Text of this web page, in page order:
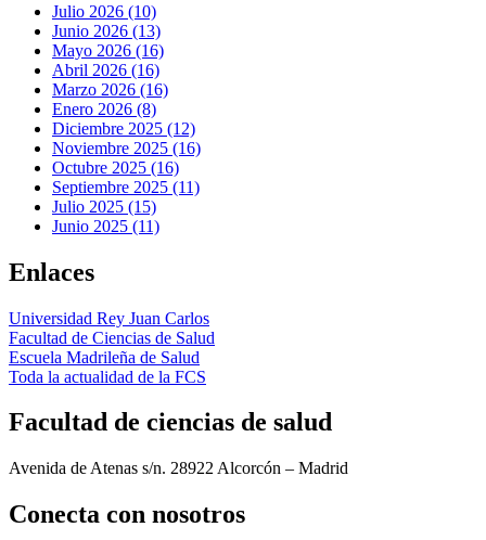
Julio 2026 (10)
Junio 2026 (13)
Mayo 2026 (16)
Abril 2026 (16)
Marzo 2026 (16)
Enero 2026 (8)
Diciembre 2025 (12)
Noviembre 2025 (16)
Octubre 2025 (16)
Septiembre 2025 (11)
Julio 2025 (15)
Junio 2025 (11)
Enlaces
Universidad Rey Juan Carlos
Facultad de Ciencias de Salud
Escuela Madrileña de Salud
Toda la actualidad de la FCS
Facultad de ciencias de salud
Avenida de Atenas s/n. 28922 Alcorcón – Madrid
Conecta con nosotros